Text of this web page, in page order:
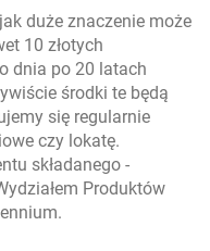
duże znaczenie może
10 złotych
dnia po 20 latach
środki te będą
się regularnie
czy lokatę.
składanego -
Produktów